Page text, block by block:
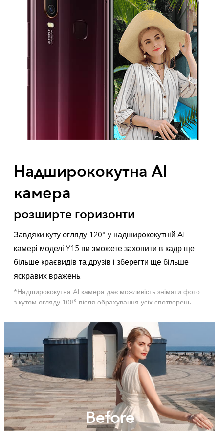
Надширококутна AI
камера
розширте горизонти
Завдяки куту огляду 120° у надширококутній AI
камері моделі Y15 ви зможете захопити в кадр ще
більше краєвидів та друзів і зберегти ще більше
яскравих вражень.
*Надширококутна AI камера дає можливість знімати фото
з кутом огляду 108° після обрахування усіх спотворень.
Before